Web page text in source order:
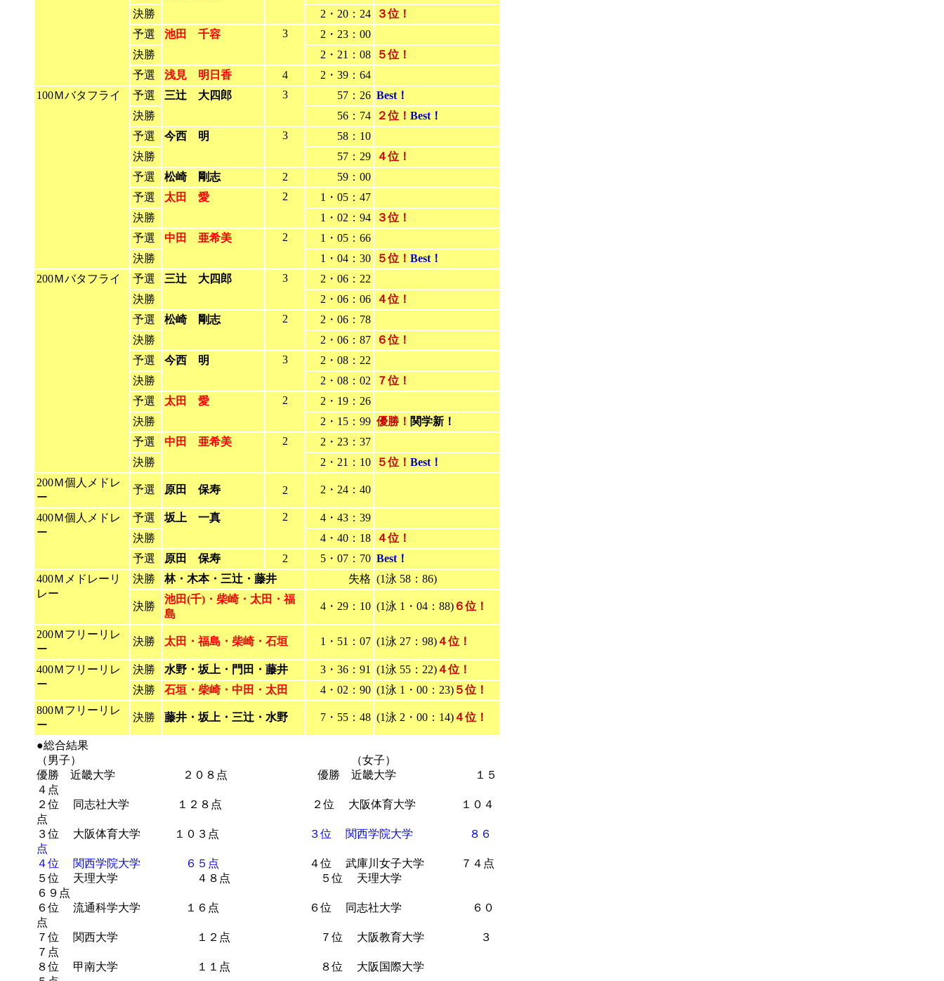
決勝
2・20：24
３位！
予選
池田 千容 3
2・23：00
決勝
2・21：08
５位！
予選
浅見 明日香 4
2・39：64
100Ｍバタフライ
予選 三辻 大四郎 3 57：26 Best！
決勝
56：74 ２位！ Best！
予選
今西 明 3
58：10
決勝
57：29
４位！
予選
松崎 剛志 2
59：00
予選
太田 愛 2
1・05：47
決勝
1・02：94
３位！
予選
中田 亜希美 2
1・05：66
決勝
1・04：30 ５位！ Best！
200Ｍバタフライ
予選 三辻 大四郎 3
2・06：22
決勝
2・06：06
４位！
予選
松崎 剛志 2
2・06：78
決勝
2・06：87
６位！
予選
今西 明 3
2・08：22
決勝
2・08：02
７位！
予選
太田 愛 2
2・19：26
決勝
2・15：99 優勝！ 関学新！
予選
中田 亜希美 2
2・23：37
決勝
2・21：10 ５位！ Best！
200Ｍ個人メドレ
ー
予選 原田 保寿 2 2・24：40
400Ｍ個人メドレ
ー
予選 坂上 一真 2
4・43：39
決勝
4・40：18
４位！
予選
原田 保寿 2 5・07：70 Best！
400Ｍメドレーリ
レー
決勝 林・木本・三辻・藤井 失格 (1泳 58：86)
決勝
池田(千)・柴崎・太田・福
島
4・29：10 (1泳 1・04：88) ６位！
200Ｍフリーリレ
ー
決勝 太田・福島・柴崎・石垣 1・51：07 (1泳 27：98)４位！
400Ｍフリーリレ
ー
決勝 水野・坂上・門田・藤井 3・36：91 (1泳 55：22)４位！
決勝
石垣・柴崎・中田・太田 4・02：90 (1泳 1・00：23) ５位！
800Ｍフリーリレ
ー
決勝 藤井・坂上・三辻・水野 7・55：48 (1泳 2・00：14)４位！
●総合結果
（男子） （女子）
優勝 近畿大学 ２０８点 優勝 近畿大学 １５
４点
２位 同志社大学 １２８点 ２位 大阪体育大学 １０４
点
３位 大阪体育大学 １０３点
３位 関西学院大学 ８６
点
４位 関西学院大学 ６５点 ４位 武庫川女子大学 ７４点
５位 天理大学 ４８点 ５位 天理大学
６９点
６位 流通科学大学 １６点 ６位 同志社大学 ６０
点
７位 関西大学 １２点 ７位 大阪教育大学 ３
７点
８位 甲南大学 １１点 ８位 大阪国際大学